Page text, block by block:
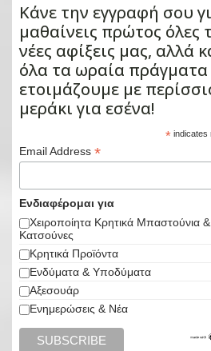
Κάνε την εγγραφή σου
μαθαίνεις πρώτος όλες
νέες αφίξεις μας, αλλά
όλα τα ωραία
ετοιμάζουμε με
μεράκι για εσένα!
* indicates
Email Address *
Ενδιαφέρομαι για
Χειροποίητα Κρητικά Μπαστούνια &
Κατσούνες
Κρητικά Προϊόντα
Ενδύματα & Υποδύματα
Αξεσουάρ
Ενημερώσεις & Νέα